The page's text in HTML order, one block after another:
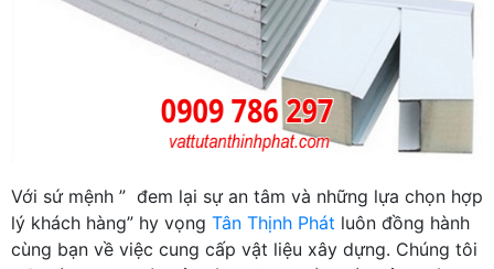
Với sứ mệnh ” đem lại sự an tâm và những lựa chọn hợp
lý khách hàng” hy vọng Tân Thịnh Phát luôn đồng hành
cùng bạn về việc cung cấp vật liệu xây dựng. Chúng tôi